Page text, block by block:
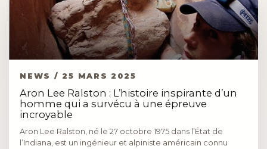
NEWS / 25 MARS 2025
Aron Lee Ralston : L’histoire inspirante d’un
homme qui a survécu à une épreuve
incroyable
Aron Lee Ralston, né le 27 octobre 1975 dans l’État de
l’Indiana, est un ingénieur et alpiniste américain connu